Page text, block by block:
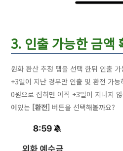
3. 인출 가능한 금액
원화 환산 추정 탭을 선택 한뒤 인출
+3일이 지난 경우만 인출 및 환전 가
0원으로 잡히면 아직 +3일이 지나지
에있는 [환전] 버튼을 선택해볼까요?